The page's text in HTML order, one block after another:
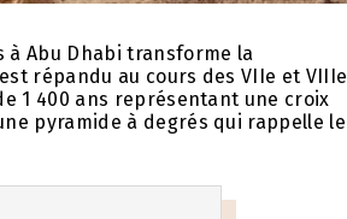
à Abu Dhabi transforme la
répandu au cours des VIIe et VIIIe
1 400 ans représentant une croix
pyramide à degrés qui rappelle le